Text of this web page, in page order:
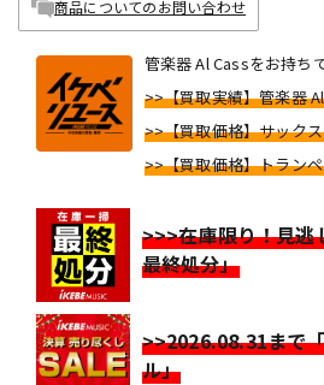
商品についてのお問い合わせ
管楽器 Al Cassをお持ち
>>【買取実績】管楽器
>>【買取価格】サック
>>【買取価格】トラン
>>>在庫限り！見逃
最終処分」
>>2026.08.31まで
ル」